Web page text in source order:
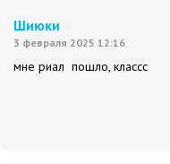
Шиюки
3 февраля 2025 12:16
мне риал пошло, классс